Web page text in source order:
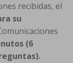
recibidas, el
su
(6